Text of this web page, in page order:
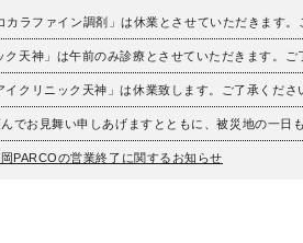
ラファイン調剤」は休業とさせていただきます。
天神」は午前のみ診療とさせていただきます。ご
クリニック天神」は休業致します。ご了承くださ
でお見舞い申しあげますとともに、被災地の一日
PARCOの営業終了に関するお知らせ